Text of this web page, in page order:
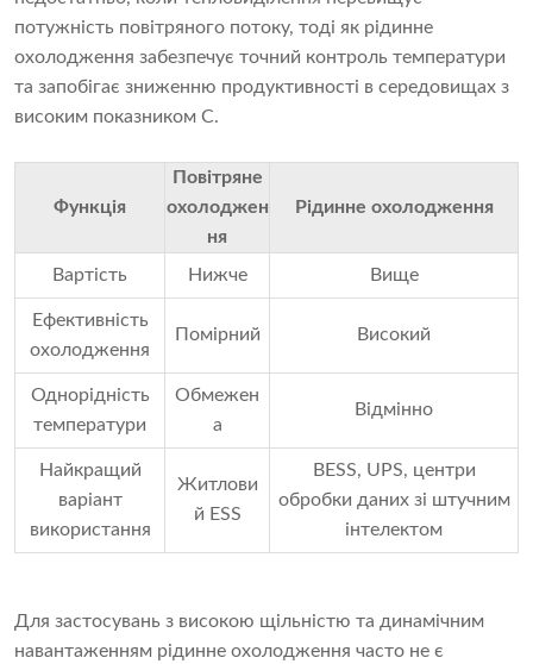
потужність повітряного потоку, тоді як рідинне
охолодження забезпечує точний контроль температури
та запобігає зниженню продуктивності в середовищах з
високим показником C.
Функція
Повітряне
охолоджен
ня
Рідинне охолодження
Вартість Нижче Вище
Ефективність
охолодження
Помірний Високий
Однорідність
температури
Обмежен
а
Відмінно
Найкращий
варіант
використання
Житлови
й ESS
BESS, UPS, центри
обробки даних зі штучним
інтелектом
Для застосувань з високою щільністю та динамічним
навантаженням рідинне охолодження часто не є